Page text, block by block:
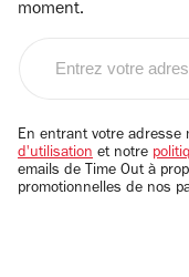
moment.
email
En entrant votre adresse
d'utilisation et notre
emails de Time Out à
promotionnelles de nos